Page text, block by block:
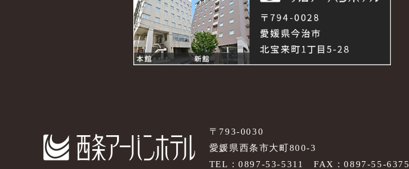
〒793-0030
愛媛県西条市大町800-3
TEL：0897-53-5311 FAX：0897-55-6375